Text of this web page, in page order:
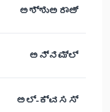
ಅಶ್ಶುಅರಾಅ್
ಅನ್ನಮ್ಲ್
ಅಲ್ -ಕ್ವಸಸ್